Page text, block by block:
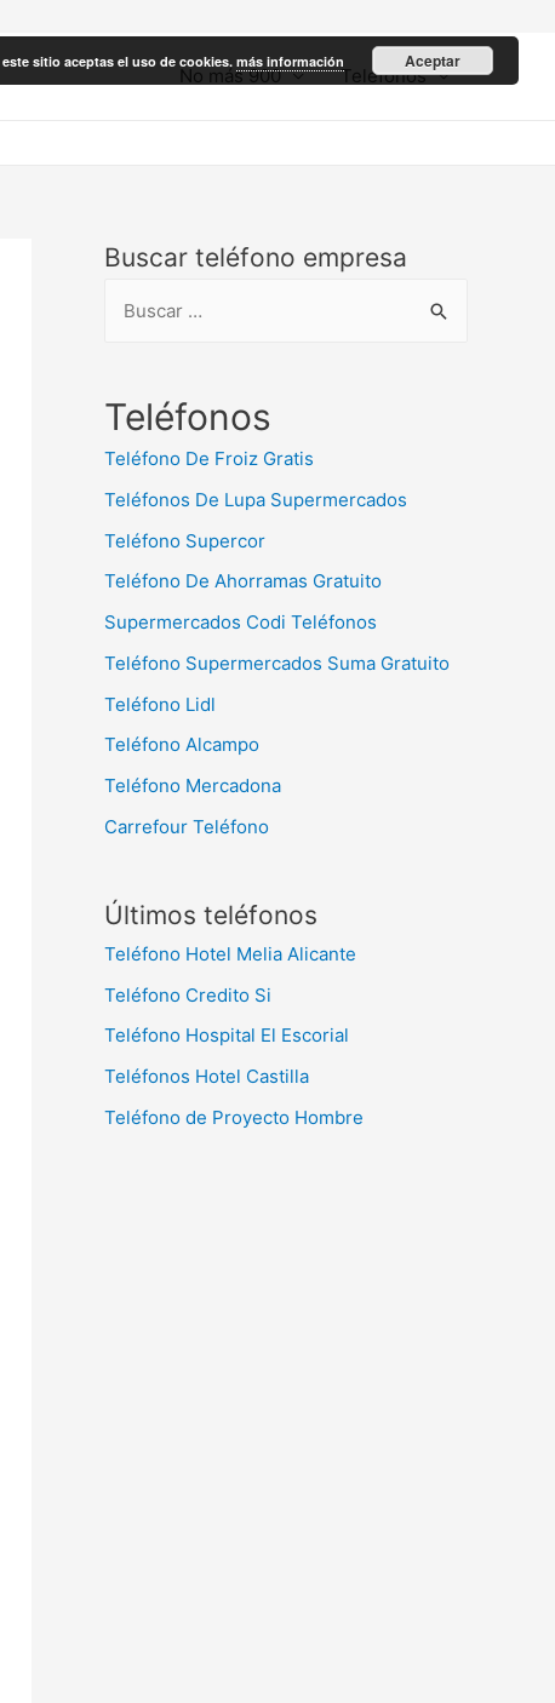
No más 900 Teléfonos
Buscar teléfono empresa
c
Teléfonos
Teléfono De Froiz Gratis
Teléfonos De Lupa Supermercados
Teléfono Supercor
Teléfono De Ahorramas Gratuito
Supermercados Codi Teléfonos
Teléfono Supermercados Suma Gratuito
Teléfono Lidl
Teléfono Alcampo
Teléfono Mercadona
Carrefour Teléfono
Últimos teléfonos
Teléfono Hotel Melia Alicante
Teléfono Credito Si
Teléfono Hospital El Escorial
Teléfonos Hotel Castilla
Teléfono de Proyecto Hombre
sitio aceptas el uso de cookies. más información Aceptar